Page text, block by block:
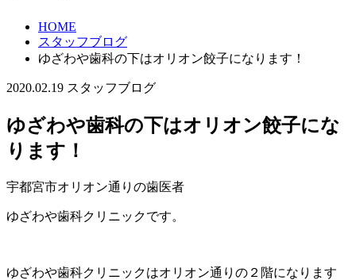
HOME
スタッフブログ
ゆざわや歯科の下はオリオン餃子になります！
2020.02.19 スタッフブログ
ゆざわや歯科の下はオリオン餃子にな
ります！
宇都宮市オリオン通りの歯医者
ゆざわや歯科クリニックです。
ゆざわや歯科クリニックはオリオン通りの２階になります